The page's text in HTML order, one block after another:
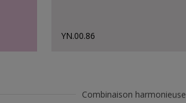
YN.00.86
Combinaison harmonieuse